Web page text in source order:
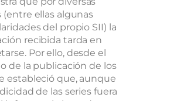
(entre ellas algunas
del propio SII) la
recibida tarda en
Por ello, desde el
de la publicación de los
estableció que, aunque
de las series fuera